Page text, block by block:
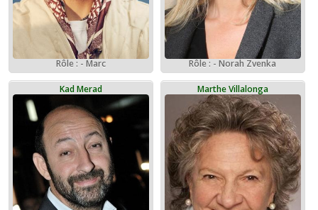
Rôle : - Marc Rôle : - Norah Zvenka
Kad Merad Marthe Villalonga